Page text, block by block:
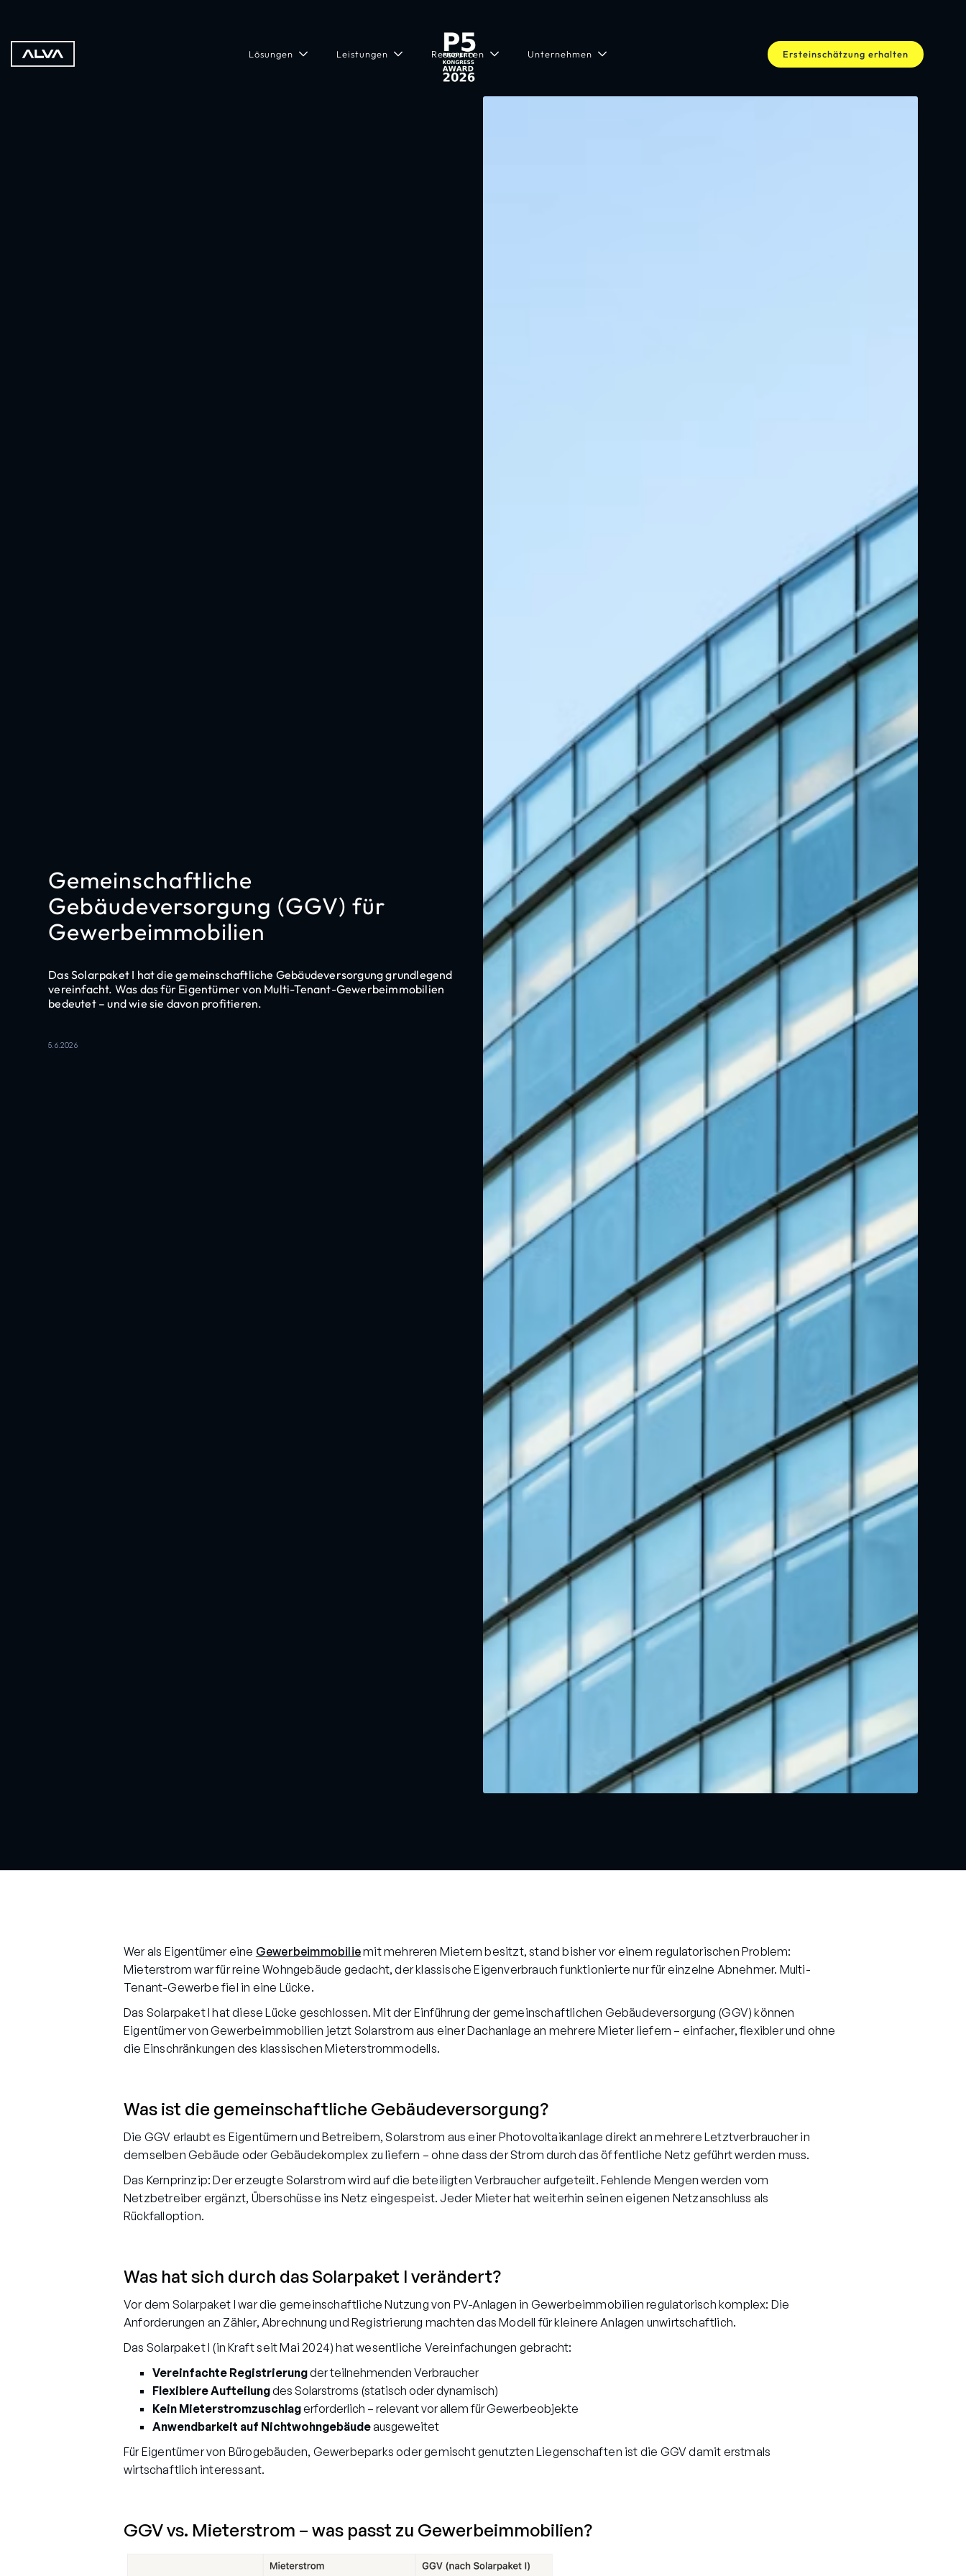
Lösungen Leistungen Ressourcen Unternehmen Ersteinschätzung erhalten
Gemeinschaftliche
Gebäudeversorgung (GGV) für
Gewerbeimmobilien
Das Solarpaket I hat die gemeinschaftliche Gebäudeversorgung grundlegend
vereinfacht. Was das für Eigentümer von Multi-Tenant-Gewerbeimmobilien
bedeutet – und wie sie davon profitieren.
5.6.2026
Wer als Eigentümer eine Gewerbeimmobiliemit mehreren Mietern besitzt, stand bisher vor einem regulatorischen Problem:
Mieterstrom war für reine Wohngebäude gedacht, der klassische Eigenverbrauch funktionierte nur für einzelne Abnehmer. Multi-
Tenant-Gewerbe fiel in eine Lücke.
Das Solarpaket I hat diese Lücke geschlossen. Mit der Einführung der gemeinschaftlichen Gebäudeversorgung (GGV) können
Eigentümer von Gewerbeimmobilien jetzt Solarstrom aus einer Dachanlage an mehrere Mieter liefern – einfacher, flexibler und ohne
die Einschränkungen des klassischen Mieterstrommodells.
Was ist die gemeinschaftliche Gebäudeversorgung?
Die GGV erlaubt es Eigentümern und Betreibern, Solarstrom aus einer Photovoltaikanlage direkt an mehrere Letztverbraucher in
demselben Gebäude oder Gebäudekomplex zu liefern – ohne dass der Strom durch das öffentliche Netz geführt werden muss.
Das Kernprinzip: Der erzeugte Solarstrom wird auf die beteiligten Verbraucher aufgeteilt. Fehlende Mengen werden vom
Netzbetreiber ergänzt, Überschüsse ins Netz eingespeist. Jeder Mieter hat weiterhin seinen eigenen Netzanschluss als
Rückfalloption.
Was hat sich durch das Solarpaket I verändert?
Vor dem Solarpaket I war die gemeinschaftliche Nutzung von PV-Anlagen in Gewerbeimmobilien regulatorisch komplex: Die
Anforderungen an Zähler, Abrechnung und Registrierung machten das Modell für kleinere Anlagen unwirtschaftlich.
Das Solarpaket I (in Kraft seit Mai 2024) hat wesentliche Vereinfachungen gebracht:
Vereinfachte Registrierungder teilnehmenden Verbraucher
Flexiblere Aufteilungdes Solarstroms (statisch oder dynamisch)
Kein Mieterstromzuschlagerforderlich – relevant vor allem für Gewerbeobjekte
Anwendbarkeit auf Nichtwohngebäudeausgeweitet
Für Eigentümer von Bürogebäuden, Gewerbeparks oder gemischt genutzten Liegenschaften ist die GGV damit erstmals
wirtschaftlich interessant.
GGV vs. Mieterstrom – was passt zu Gewerbeimmobilien?